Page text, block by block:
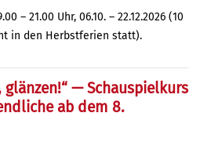
– 21.00 Uhr, 06.10. – 22.12.2026 (10
in den Herbstferien statt).
glänzen!“ — Schauspielkurs
ab dem 8.